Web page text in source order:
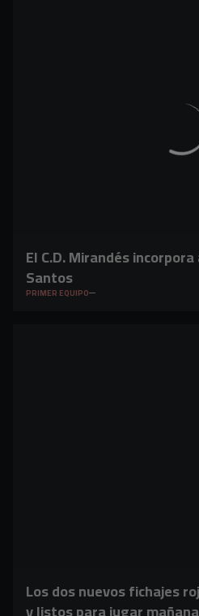
El C.D. Mirandés
Santos
PRIMER EQUIPO
Los dos nuevos fichajes